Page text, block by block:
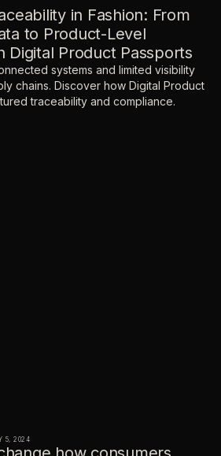
in Fashion: From
to Product-Level
Digital Product Passports
systems and limited visibility
chains. Discover how Digital Product
traceability and compliance.
5, 2024